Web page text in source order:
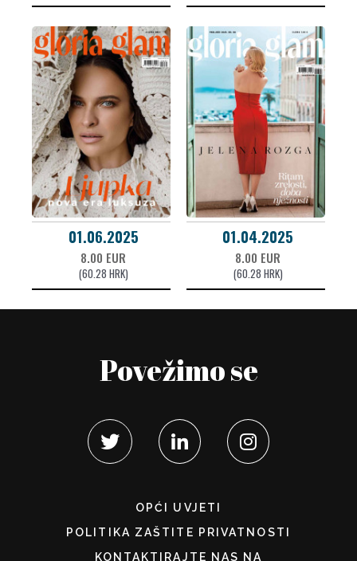
01.06.2025
8.00 EUR
(60.28 HRK)
01.04.2025
8.00 EUR
(60.28 HRK)
Povežimo se
OPĆI UVJETI
POLITIKA ZAŠTITE PRIVATNOSTI
KONTAKTIRAJTE NAS NA